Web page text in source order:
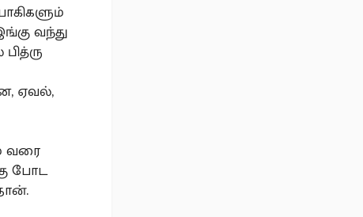
வந்து
ஏவல்,
வரை
போட